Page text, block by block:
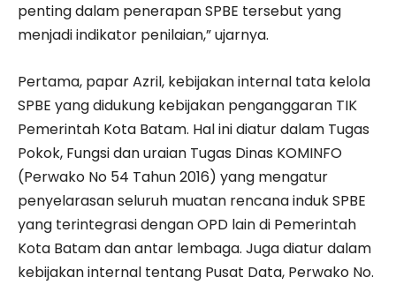
penting dalam penerapan SPBE tersebut yang
menjadi indikator penilaian,” ujarnya.
Pertama, papar Azril, kebijakan internal tata kelola
SPBE yang didukung kebijakan penganggaran TIK
Pemerintah Kota Batam. Hal ini diatur dalam Tugas
Pokok, Fungsi dan uraian Tugas Dinas KOMINFO
(Perwako No 54 Tahun 2016) yang mengatur
penyelarasan seluruh muatan rencana induk SPBE
yang terintegrasi dengan OPD lain di Pemerintah
Kota Batam dan antar lembaga. Juga diatur dalam
kebijakan internal tentang Pusat Data, Perwako No.